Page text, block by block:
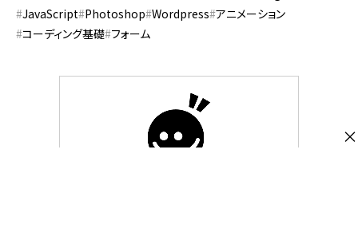
JavaScript Photoshop Wordpress アニメーション
コーディング基礎 フォーム
×